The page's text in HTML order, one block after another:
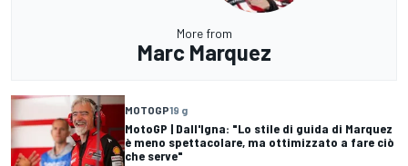
More from
Marc Marquez
MOTOGP19 g
MotoGP | Dall'Igna: "Lo stile di guida di Marquez
è meno spettacolare, ma ottimizzato a fare ciò
che serve"